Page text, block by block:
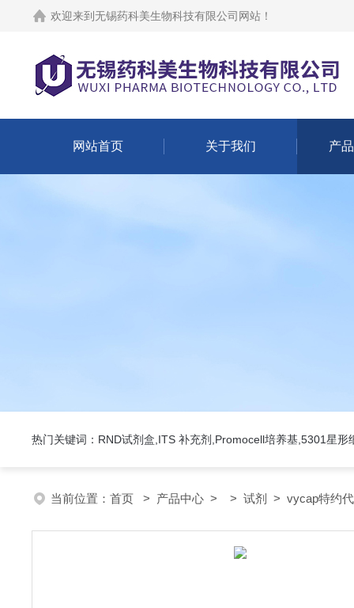
欢迎来到 无锡药科美生物科技有限公司网站 ！
网站首页 关于我们 产
热门关键词：RND试剂盒,ITS 补充剂,Promocell培养基,5301星形
当前位置： 首页 > 产品中心 > > 试剂 > vycap特约